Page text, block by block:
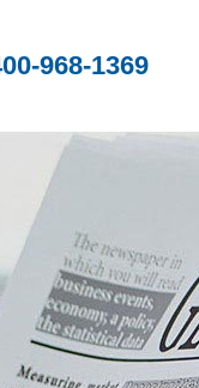
968-1369